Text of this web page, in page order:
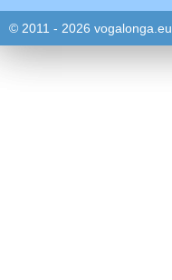
© 2011 - 2026 vogalonga.eu